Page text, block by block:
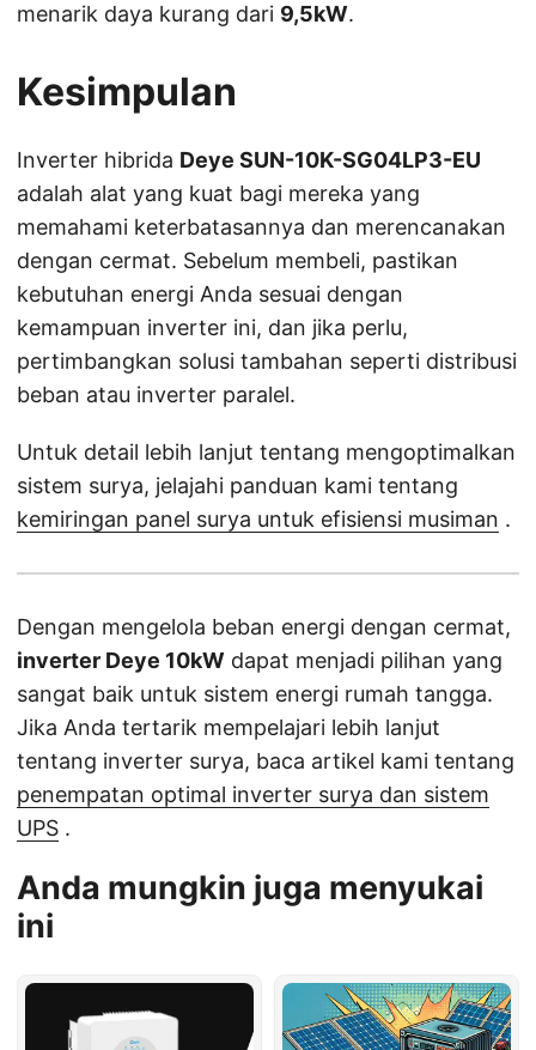
menarik daya kurang dari 9,5kW.
Kesimpulan
Inverter hibrida Deye SUN-10K-SG04LP3-EU
adalah alat yang kuat bagi mereka yang
memahami keterbatasannya dan merencanakan
dengan cermat. Sebelum membeli, pastikan
kebutuhan energi Anda sesuai dengan
kemampuan inverter ini, dan jika perlu,
pertimbangkan solusi tambahan seperti distribusi
beban atau inverter paralel.
Untuk detail lebih lanjut tentang mengoptimalkan
sistem surya, jelajahi panduan kami tentang
kemiringan panel surya untuk efisiensi musiman .
Dengan mengelola beban energi dengan cermat,
inverter Deye 10kW dapat menjadi pilihan yang
sangat baik untuk sistem energi rumah tangga.
Jika Anda tertarik mempelajari lebih lanjut
tentang inverter surya, baca artikel kami tentang
penempatan optimal inverter surya dan sistem
UPS .
Anda mungkin juga menyukai
ini